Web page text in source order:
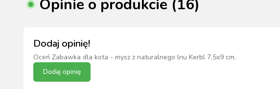
Opinie o produkcie (16)
Dodaj opinię!
Oceń Zabawka dla kota - mysz z naturalnego lnu Kerbl 7,5x9 cm.
Dodaj opinię